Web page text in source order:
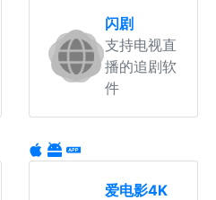
闪剧
支持电视直
播的追剧软
件
爱电影4K